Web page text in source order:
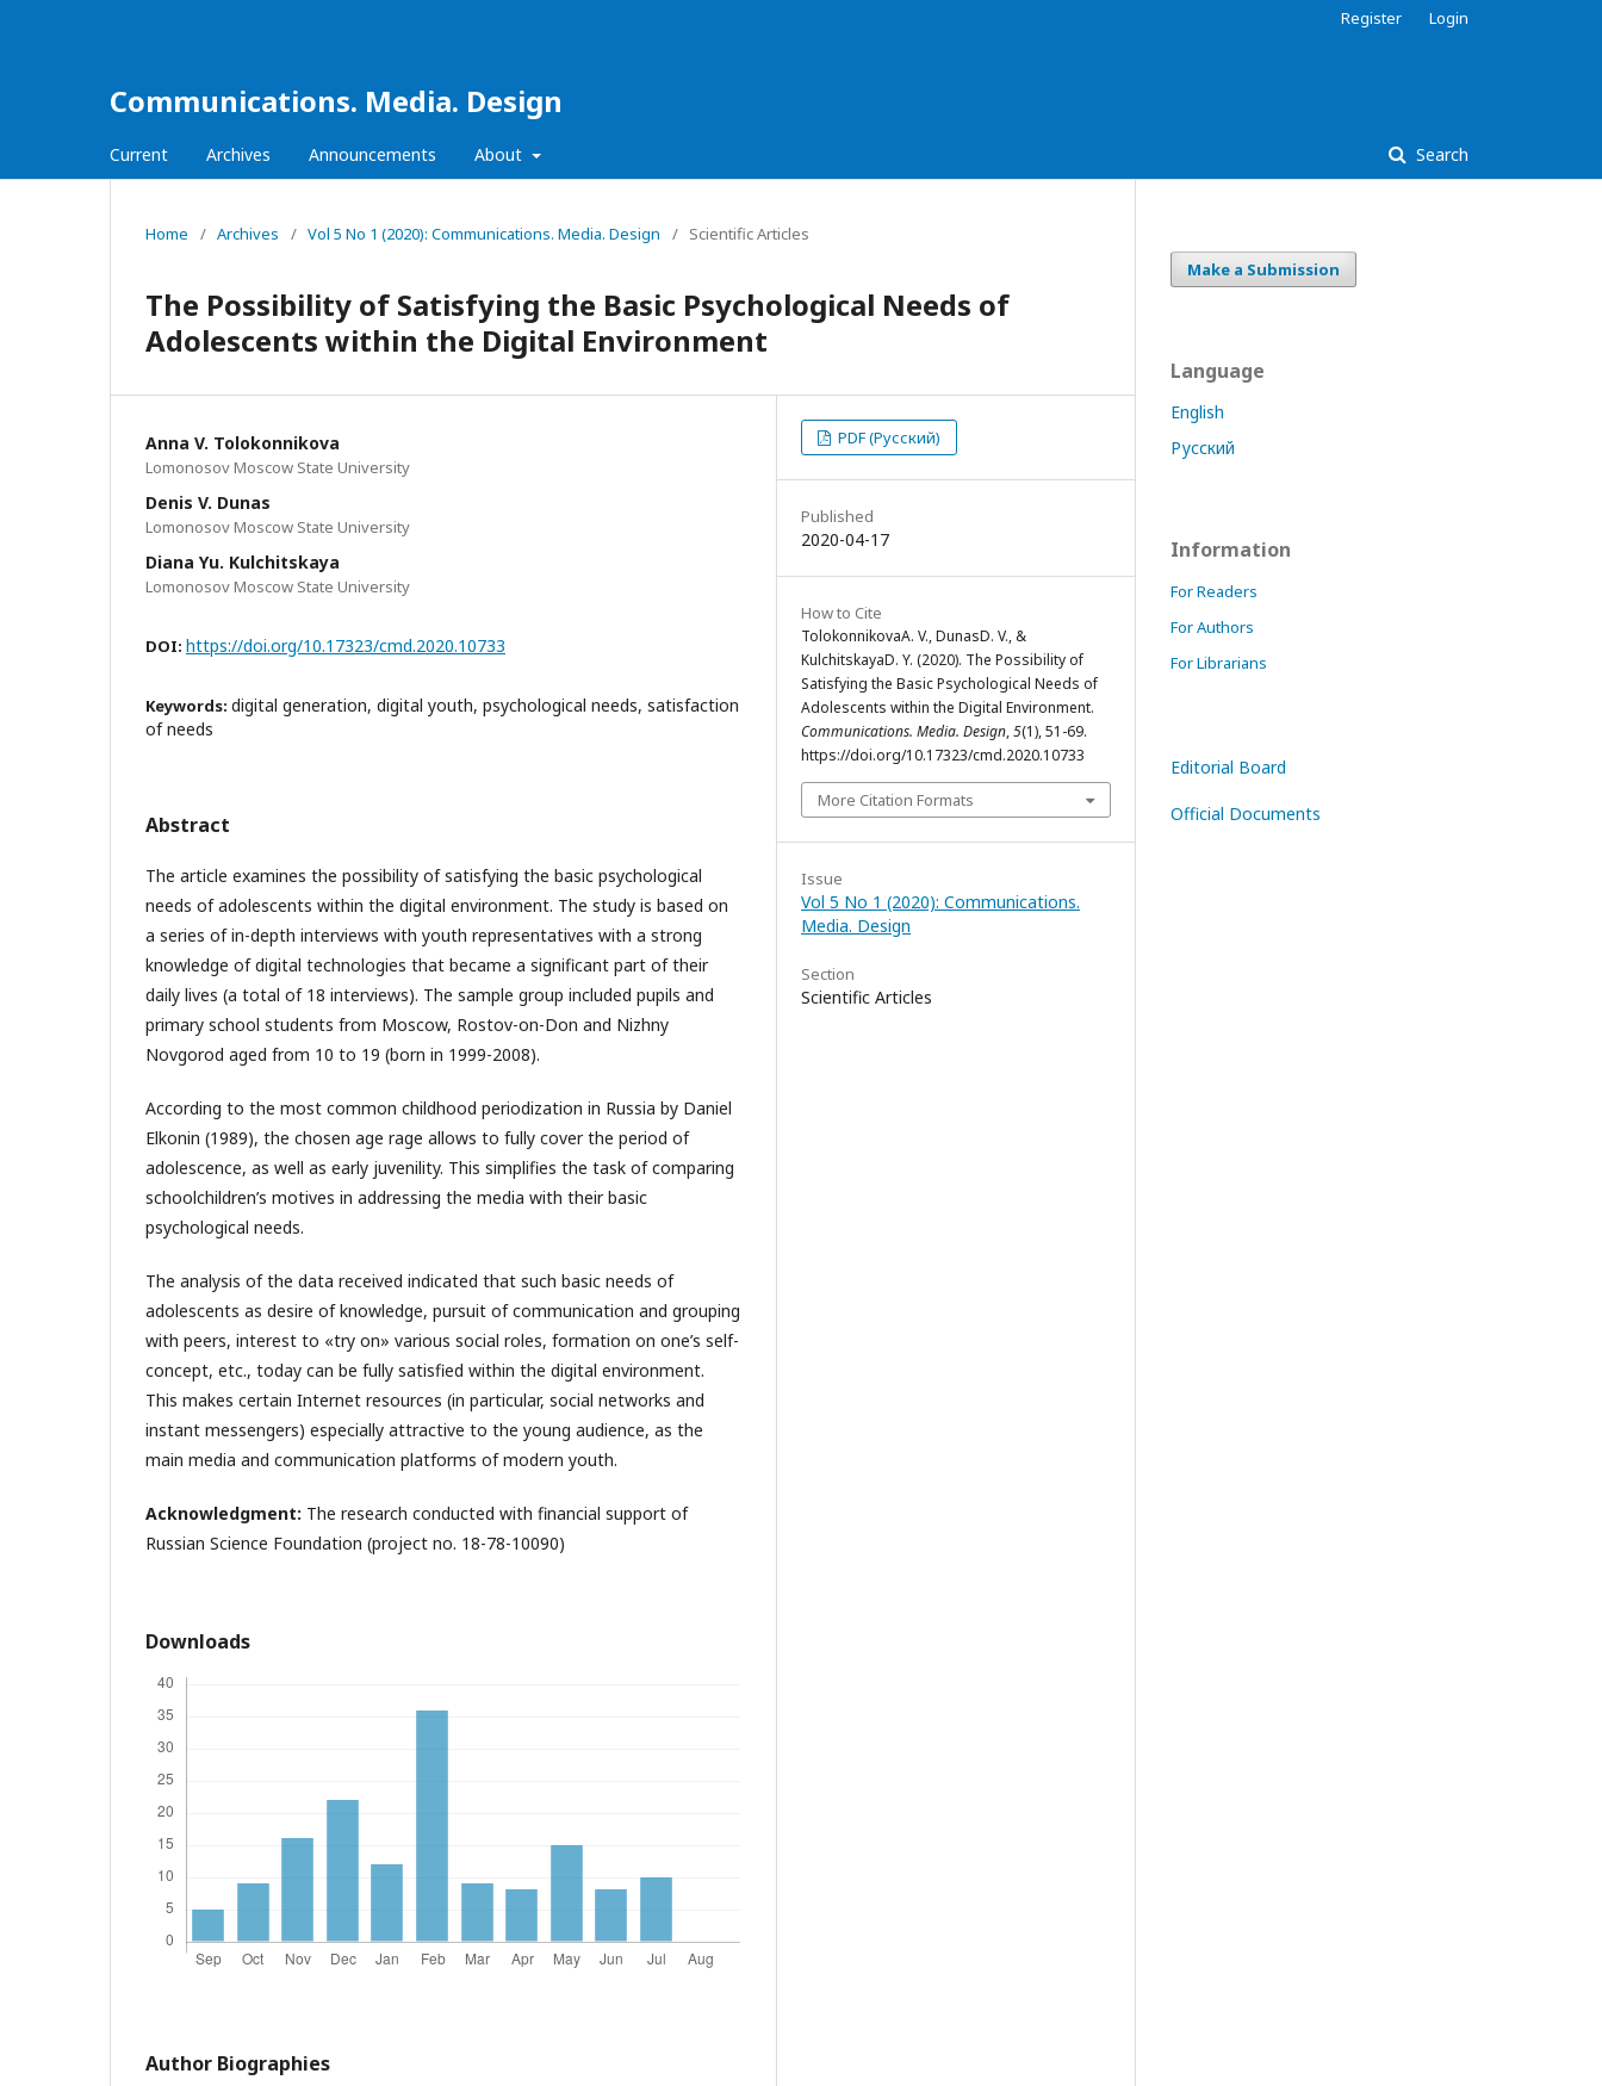
Communications. Media. Design
Current Archives Announcements About Search
Register Login
Home / Archives / Vol 5 No 1 (2020): Communications. Media. Design / Scientific Articles
The Possibility of Satisfying the Basic Psychological Needs of
Adolescents within the Digital Environment
Anna V. Tolokonnikova
Lomonosov Moscow State University
Denis V. Dunas
Lomonosov Moscow State University
Diana Yu. Kulchitskaya
Lomonosov Moscow State University
DOI: https://doi.org/10.17323/cmd.2020.10733
Keywords: digital generation, digital youth, psychological needs, satisfaction
of needs
Abstract
The article examines the possibility of satisfying the basic psychological
needs of adolescents within the digital environment. The study is based on
a series of in-depth interviews with youth representatives with a strong
knowledge of digital technologies that became a significant part of their
daily lives (a total of 18 interviews). The sample group included pupils and
primary school students from Moscow, Rostov-on-Don and Nizhny
Novgorod aged from 10 to 19 (born in 1999-2008).
According to the most common childhood periodization in Russia by Daniel
Elkonin (1989), the chosen age rage allows to fully cover the period of
adolescence, as well as early juvenility. This simplifies the task of comparing
schoolchildren’s motives in addressing the media with their basic
psychological needs.
The analysis of the data received indicated that such basic needs of
adolescents as desire of knowledge, pursuit of communication and grouping
with peers, interest to «try on» various social roles, formation on one’s self-
concept, etc., today can be fully satisfied within the digital environment.
This makes certain Internet resources (in particular, social networks and
instant messengers) especially attractive to the young audience, as the
main media and communication platforms of modern youth.
Acknowledgment: The research conducted with financial support of
Russian Science Foundation (project no. 18-78-10090)
Downloads
Author Biographies
PDF (Русский)
Published
2020-04-17
How to Cite
TolokonnikovaA. V., DunasD. V., &
KulchitskayaD. Y. (2020). The Possibility of
Satisfying the Basic Psychological Needs of
Adolescents within the Digital Environment.
Communications. Media. Design,5(1), 51-69.
https://doi.org/10.17323/cmd.2020.10733
More Citation Formats
Issue
Vol 5 No 1 (2020): Communications.
Media. Design
Section
Scientific Articles
Make a Submission
Language
English
Русский
Information
For Readers
For Authors
For Librarians
Editorial Board
Official Documents